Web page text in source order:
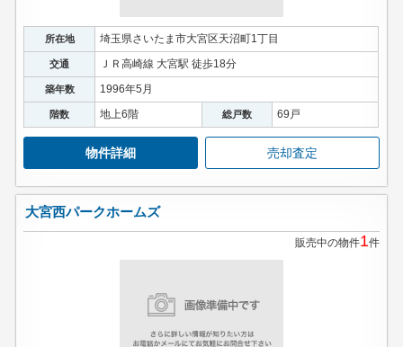
所在地 埼玉県さいたま市大宮区天沼町1丁目
交通 ＪＲ高崎線 大宮駅 徒歩18分
築年数 1996年5月
階数 地上6階 総戸数 69戸
物件詳細 売却査定
大宮西パークホームズ
販売中の物件1件